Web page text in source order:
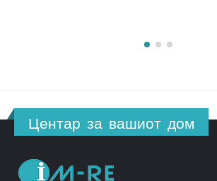
Центар за вашиот дом